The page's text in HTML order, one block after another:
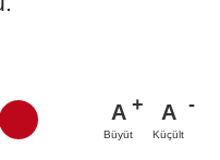
A
Büyüt
A
Küçült